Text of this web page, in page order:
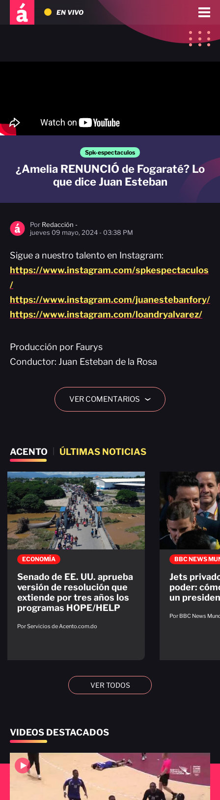
EN VIVO
Spk-espectaculos
¿Amelia RENUNCIÓ de Fogaraté? Lo
que dice Juan Esteban
Por Redacción -
jueves 09 mayo, 2024 - 03:38 PM
Sigue a nuestro talento en Instagram:
https://www.instagram.com/spkespectaculos
/
https://www.instagram.com/juanestebanfory/
https://www.instagram.com/loandryalvarez/
Producción por Faurys
Conductor: Juan Esteban de la Rosa
VER COMENTARIOS ›
ACENTO ÚLTIMAS NOTICIAS
ECONOMÍA
Senado de EE. UU. aprueba
versión de resolución que
extiende por tres años los
programas HOPE/HELP
Por Servicios de Acento.com.do
BBC NEWS
Jets
poder:
un
Por BBC News
VER TODOS
VIDEOS DESTACADOS